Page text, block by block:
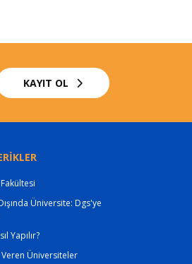
KAYIT OL
Üniversite: Dgs'ye
Yapılır?
Üniversiteler